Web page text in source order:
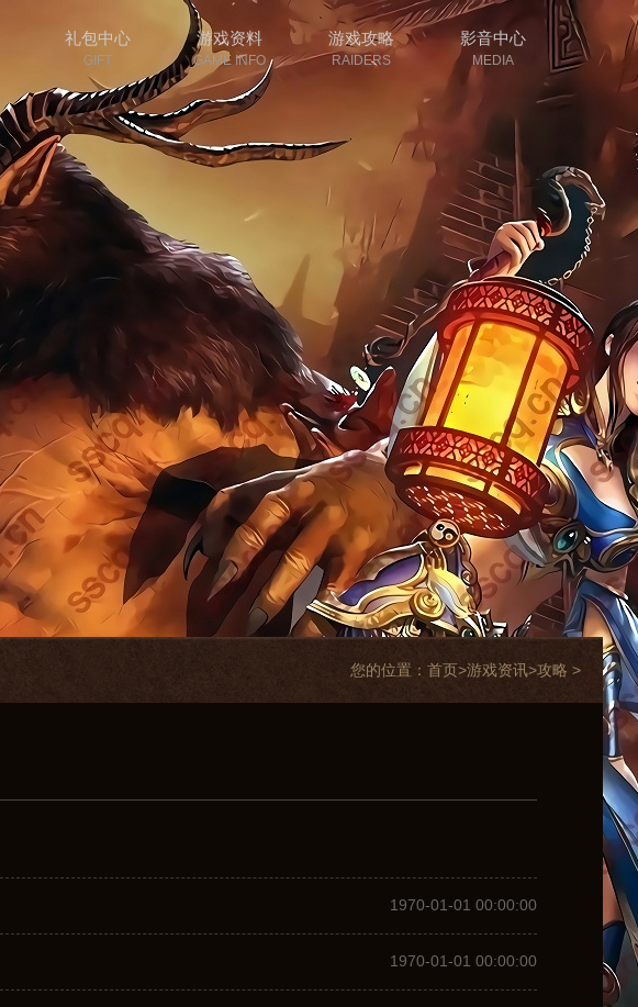
礼包中心
GIFT
游戏资料
GAME INFO
游戏攻略
RAIDERS
影音中心
MEDIA
您的位置： 首页>游戏资讯>攻略 >
1970-01-01 00:00:00
1970-01-01 00:00:00